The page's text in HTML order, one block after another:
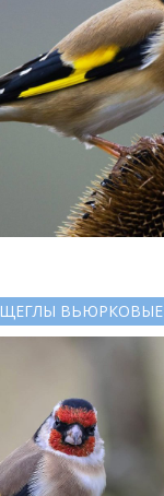
ЩЕГЛЫ ВЬЮРКОВЫЕ